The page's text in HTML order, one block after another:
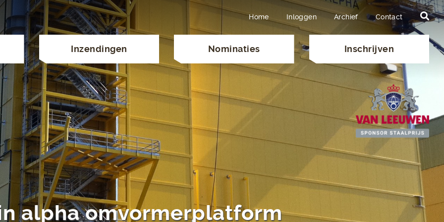
Inzendingen Nominaties Inschrijven
Home Inloggen Archief Contact
alpha omvormerplatform